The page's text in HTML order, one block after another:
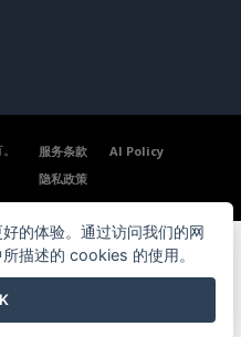
服务条款
AI Policy
隐私政策
的体验。通过访问我们的网
描述的 cookies 的使用。